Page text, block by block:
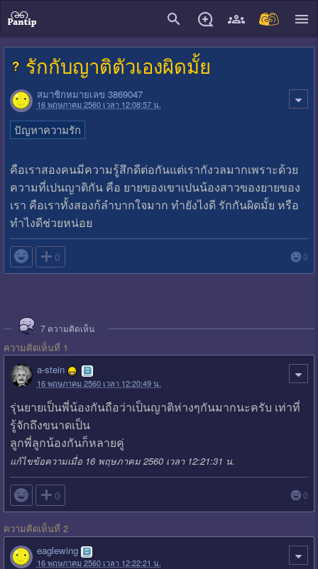
รักกับญาติตัวเองผิดมั้ย
สมาชิกหมายเลข 3869047
16 พฤษภาคม 2560 เวลา 12:08:57 น.
ปัญหาความรัก
คือเราสองคนมีความรู้สึกดีต่อกันแต่เรากังวลมากเพราะด้วย
ความที่เปนญาติกัน คือ ยายของเขาเปนน้องสาวของยายของ
เรา คือเราทั้งสองก้ลำบากใจมาก ทำยังไงดี รักกันผิดมั้ย หรือ
ทำไงดีช่วยหน่อย
 0 0
7 ความคิดเห็น
ความคิดเห็นที่ 1
a-stein
16 พฤษภาคม 2560 เวลา 12:20:49 น.
รุ่นยายเป็นพี่น้องกันถือว่าเป็นญาติห่างๆกันมากนะครับ เท่าที่
รู้จักถึงขนาดเป็น
ลูกพี่ลูกน้องกันก็หลายคู่
แก้ไขข้อความเมื่อ 16 พฤษภาคม 2560 เวลา 12:21:31 น.
 0 0
ความคิดเห็นที่ 2
eaglewing
16 พฤษภาคม 2560 เวลา 12:22:21 น.
close